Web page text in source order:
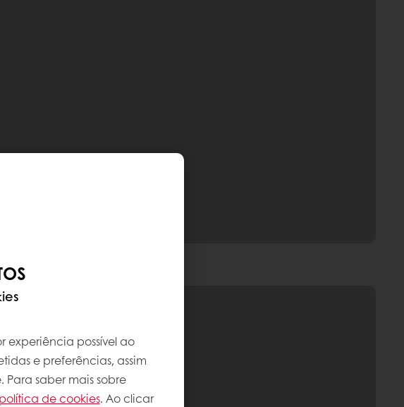
experiência possível ao
e preferências, assim
saber mais sobre
política de cookies. Ao clicar